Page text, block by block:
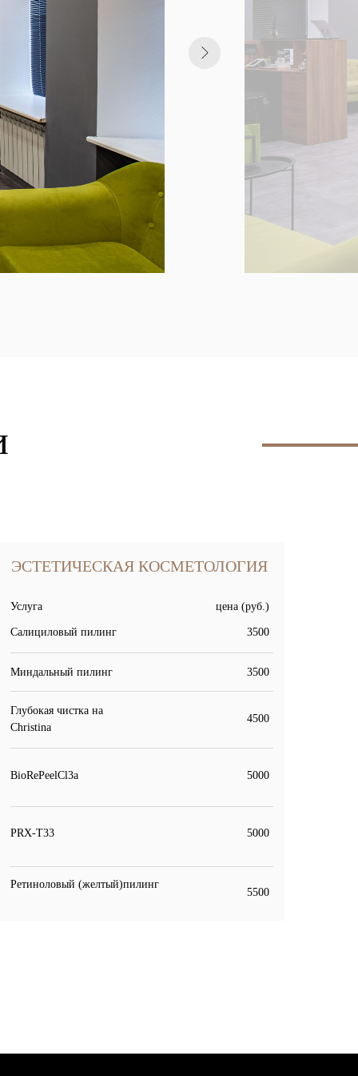
ЭСТЕТИЧЕСКАЯ КОСМЕТОЛОГИЯ
Услуга цена (руб.)
Салициловый пилинг 3500
Миндальный пилинг 3500
Глубокая чистка на
Christina
4500
BioRePeelCl3а 5000
PRX-T33 5000
Ретиноловый (желтый)пилинг
5500